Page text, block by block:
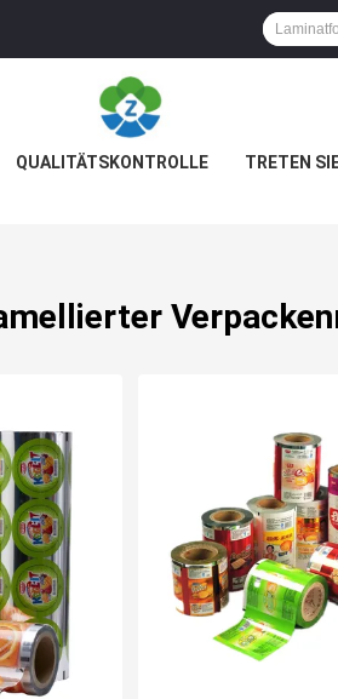
QUALITÄTSKONTROLLE TRETEN